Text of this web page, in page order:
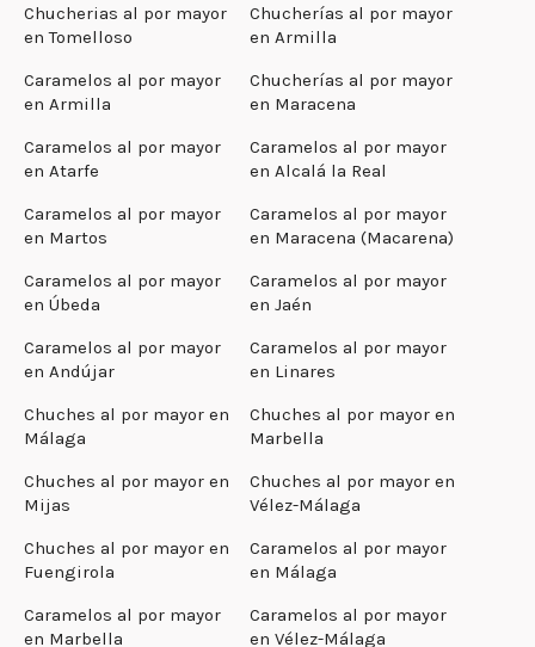
Chucherias al por mayor
en Tomelloso
Chucherías al por mayor
en Armilla
Caramelos al por mayor
en Armilla
Chucherías al por mayor
en Maracena
Caramelos al por mayor
en Atarfe
Caramelos al por mayor
en Alcalá la Real
Caramelos al por mayor
en Martos
Caramelos al por mayor
en Maracena (Macarena)
Caramelos al por mayor
en Úbeda
Caramelos al por mayor
en Jaén
Caramelos al por mayor
en Andújar
Caramelos al por mayor
en Linares
Chuches al por mayor en
Málaga
Chuches al por mayor en
Marbella
Chuches al por mayor en
Mijas
Chuches al por mayor en
Vélez-Málaga
Chuches al por mayor en
Fuengirola
Caramelos al por mayor
en Málaga
Caramelos al por mayor
en Marbella
Caramelos al por mayor
en Vélez-Málaga